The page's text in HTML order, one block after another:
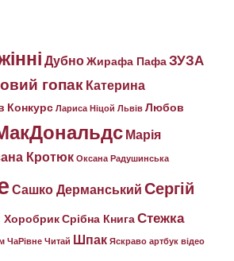
ДубноЖирафа ПафаЗУЗА
гопакКатерина
Конкурс Лариса Ніцой Львів Любов
Марія
Кротюк Оксана Радушинська
Сашко ДерманськийСергій
ХоробрикСрібна КнигаСтежка
ЧаРівне Читай Шпак Яскраво артбук відео